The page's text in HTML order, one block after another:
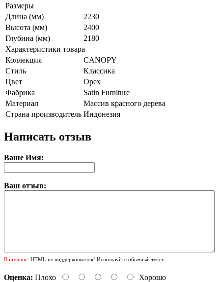
Размеры
Длина (мм)
2230
Высота (мм)
2400
Глубина (мм)
2180
Характеристики товара
Коллекция
CANOPY
Стиль
Классика
Цвет
Орех
Фабрика
Satin Furniture
Материал
Массив красного дерева
Страна производитель Индонезия
Написать отзыв
Ваше Имя:
Ваш отзыв:
Внимание: HTML не поддерживается! Используйте обычный текст.
Оценка: Плохо Хорошо